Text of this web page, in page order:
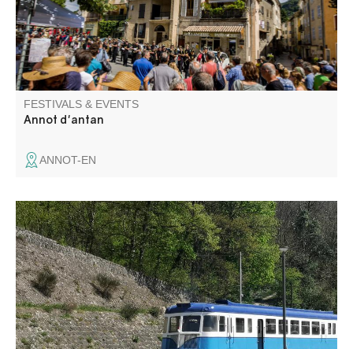
lively celebration of Annot’s heritage.
FESTIVALS & EVENTS
Annot d'antan
ANNOT-EN
Aboard a 1936 railcar, relive the atmosphere of the
“Michelines”! Upon your arrival in Thorame, local
organizations invite you to visit the Chapel of Notre-Dame
de la Fleur and, in the afternoon, watch a lavender
distillation demonstration.